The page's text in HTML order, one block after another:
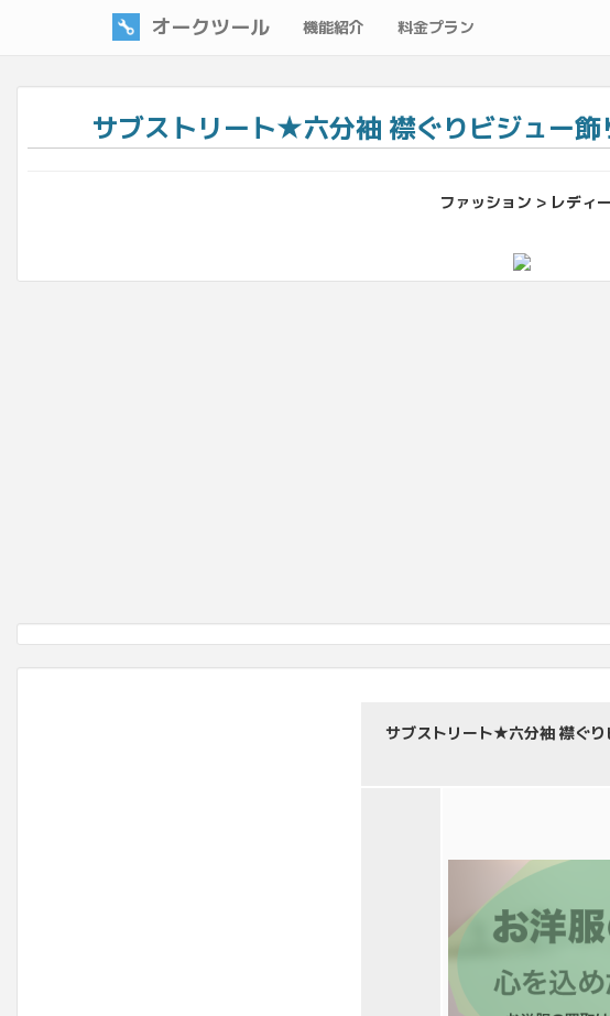
オークツール 機能紹介 料金プラン
サブストリート★六分袖 襟ぐりビジュー
ファッション > レディ
サブストリート★六分袖 襟ぐ